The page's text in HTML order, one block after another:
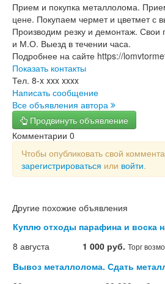
Прием и покупка металлолома.
цене. Покупаем чермет и цветмет с
Производим резку и демонтаж. Свои
и М.О. Выезд в течении часа.
Подробнее на сайте https://
Показать контакты
Тел. 8-x xxx xxxx
Написать сообщение
Все объявления автора
Продвинуть объявление
Комментарии 0
Чтобы опубликовать свой
зарегистрироваться или войти.
Другие похожие объявления
Куплю отходы парафина и воска
8 августа
1 000 руб. Торг
Вывоз металлолома. Сдать